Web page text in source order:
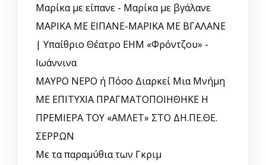
Μαρίκα με είπανε - Μαρίκα με βγάλανε
ΜΑΡΙΚΑ ΜΕ ΕΙΠΑΝΕ-ΜΑΡΙΚΑ ΜΕ ΒΓΑΛΑΝΕ
| Υπαίθριο Θέατρο ΕΗΜ «Φρόντζου» -
Ιωάννινα
ΜΑΥΡΟ ΝΕΡΟ ή Πόσο Διαρκεί Μια Μνήμη
ΜΕ ΕΠΙΤΥΧΙΑ ΠΡΑΓΜΑΤΟΠΟΙΗΘΗΚΕ Η
ΠΡΕΜΙΕΡΑ ΤΟΥ «ΑΜΛΕΤ» ΣΤΟ ΔΗ.ΠΕ.ΘΕ.
ΣΕΡΡΩΝ
Με τα παραμύθια των Γκριμ